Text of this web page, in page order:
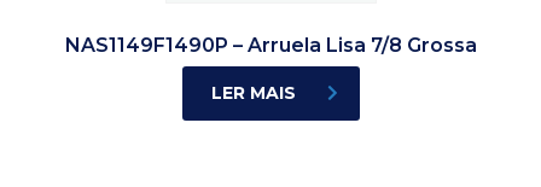
NAS1149F1490P – Arruela Lisa 7/8 Grossa
LER MAIS